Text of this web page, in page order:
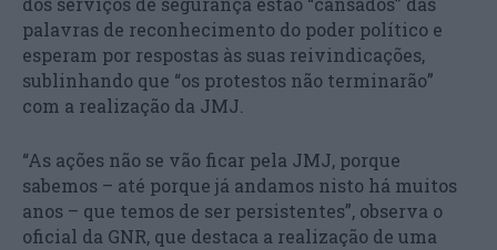
palavras de reconhecimento do poder político e
esperam por respostas às suas reivindicações,
sublinhando que “os protestos não terminarão”
com a realização da JMJ.
“As ações não se vão ficar pela JMJ, porque
sabemos – até porque já andamos nisto há muitos
anos – que temos de ser persistentes”, observa o
oficial da GNR, que destaca a realização de uma